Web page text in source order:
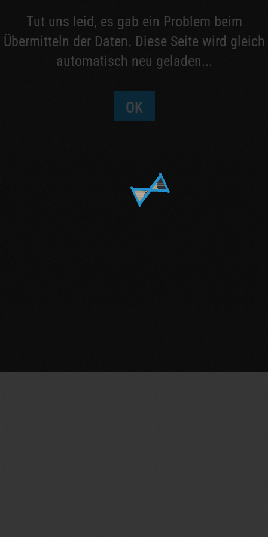
Tut uns leid, es gab ein Problem beim
Übermitteln der Daten. Diese Seite wird gleich
automatisch neu geladen...
OK